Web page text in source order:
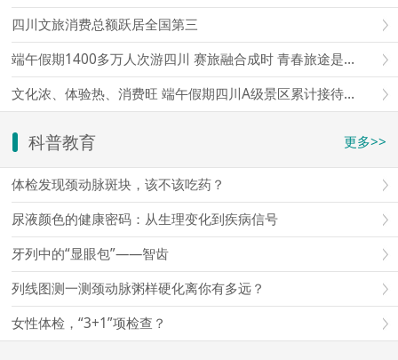
四川文旅消费总额跃居全国第三
端午假期1400多万人次游四川 赛旅融合成时 青春旅途是亮点
文化浓、体验热、消费旺 端午假期四川A级景区累计接待游客超1497万人次
科普教育 更多>>
体检发现颈动脉斑块，该不该吃药？
尿液颜色的健康密码：从生理变化到疾病信号
牙列中的“显眼包”——智齿
列线图测一测颈动脉粥样硬化离你有多远？
女性体检，“3+1”项检查？